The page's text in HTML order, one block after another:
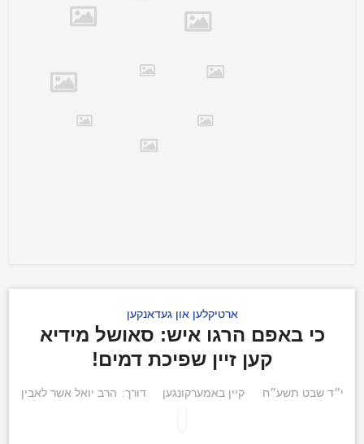
ארטיקלען און געדאנקען
כי באפם הרגו איש: סאושל מידיא
קען זיין שפיכת דמים!
י״ד שבט תשע״ח קיין באמערקונגען דורך: הרב יואל אשר לאבין